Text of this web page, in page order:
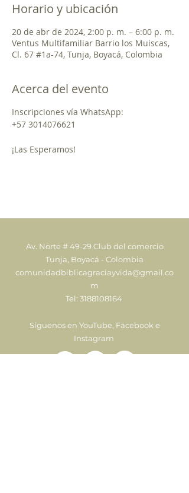
Horario y ubicación
20 de abr de 2024, 2:00 p. m. – 6:00 p. m.
Ventus Multifamiliar Barrio los Muiscas,
Cl. 67 #1a-74, Tunja, Boyacá, Colombia
Acerca del evento
Inscripciones vía WhatsApp:
+57 3014076621
¡Las Esperamos!
Av. Norte # 49-29 Club del comercio
Tunja, Boyacá - Colombia
comunidadbiblicagraciayvida@gmail.co
m
Tel: 3188108164
Síguenos en YouTube, Facebook e
Instagram